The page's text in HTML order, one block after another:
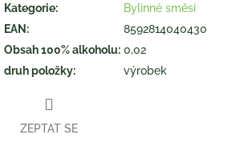
Kategorie:
Bylinné směsi
EAN :
8592814040430
Obsah 100% alkoholu: 0,02
druh položky: výrobek
ZEPTAT SE